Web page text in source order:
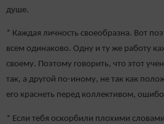
душе.
* Каждая личность своеобразна. Вот
всем одинаково. Одну и ту же работу
своему. Поэтому говорить, что этот
так, а другой по-иному, не так как
его краснеть перед коллективом,
* Если тебя оскорбили плохими